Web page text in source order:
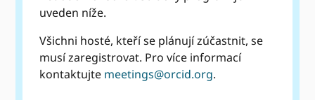
uveden níže.
Všichni hosté, kteří se plánují zúčastnit, se
musí zaregistrovat. Pro více informací
kontaktujte meetings@orcid.org.